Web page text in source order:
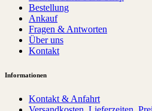
Bestellung
Ankauf
Fragen & Antworten
Über uns
Kontakt
Informationen
Kontakt & Anfahrt